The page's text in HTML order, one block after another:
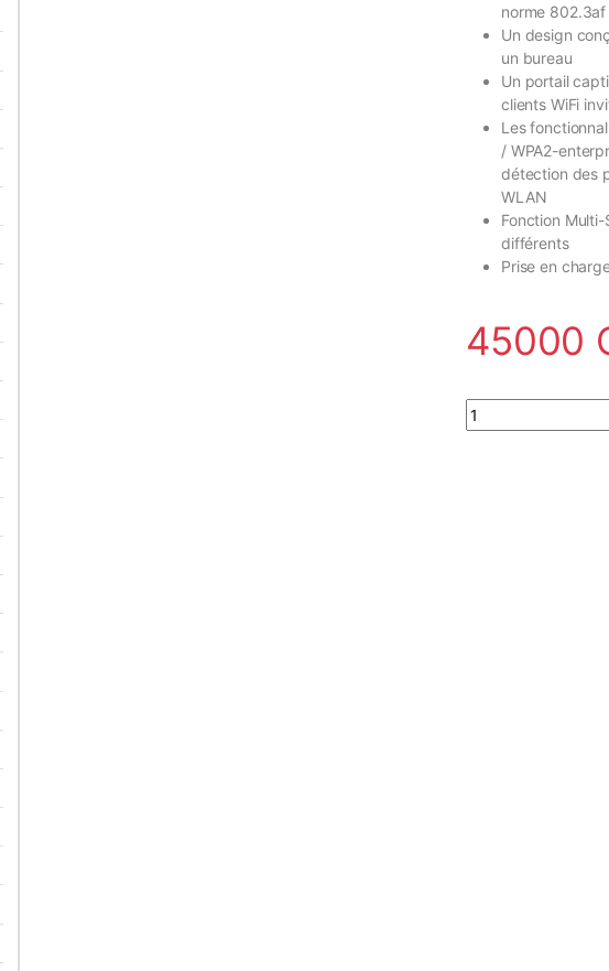
norme
Un design
un bureau
Un portail
clients WiFi
Les
/ WPA2-
détection des
WLAN
Fonction
différents
Prise en
45000
Point d'accès